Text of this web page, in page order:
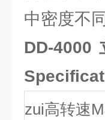
中密度不
DD-
zui高转速